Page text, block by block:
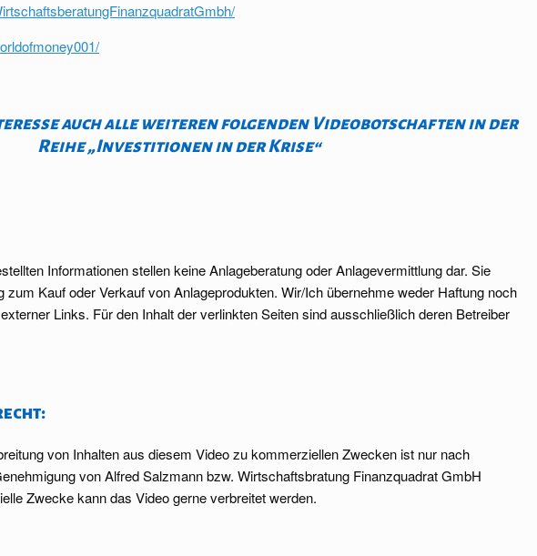
auch alle weiteren folgenden Videobotschaften in der
Reihe „Investitionen in der Krise“
Informationen stellen keine Anlageberatung oder Anlagevermittlung dar. Sie
zum Kauf oder Verkauf von Anlageprodukten. Wir/Ich übernehme weder Haftung noch
Links. Für den Inhalt der verlinkten Seiten sind ausschließlich deren Betreiber
von Inhalten aus diesem Video zu kommerziellen Zwecken ist nur nach
von Alfred Salzmann bzw. Wirtschaftsbratung Finanzquadrat GmbH
Zwecke kann das Video gerne verbreitet werden.